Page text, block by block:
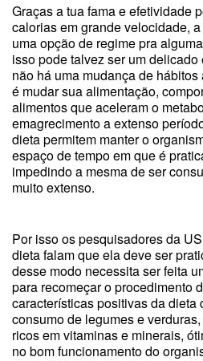
Graças a tua fama e efetividade
calorias em grande velocidade,
uma opção de regime pra
isso pode talvez ser um
não há uma mudança de
é mudar sua alimentação,
alimentos que aceleram o
emagrecimento a extenso
dieta permitem manter o
espaço de tempo em que é
impedindo a mesma de ser
muito extenso.
Por isso os pesquisadores da
dieta falam que ela deve ser
desse modo necessita ser feita
para recomeçar o procedimento
características positivas da dieta
consumo de legumes e
ricos em vitaminas e minerais,
no bom funcionamento do